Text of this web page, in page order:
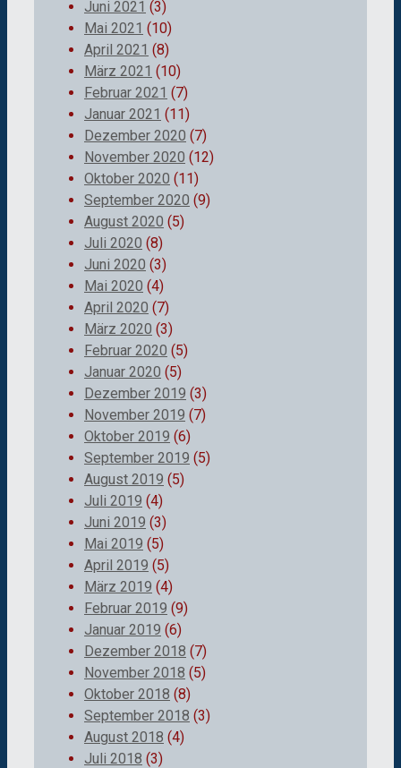
Juni 2021 (3)
Mai 2021 (10)
April 2021 (8)
März 2021 (10)
Februar 2021 (7)
Januar 2021 (11)
Dezember 2020 (7)
November 2020 (12)
Oktober 2020 (11)
September 2020 (9)
August 2020 (5)
Juli 2020 (8)
Juni 2020 (3)
Mai 2020 (4)
April 2020 (7)
März 2020 (3)
Februar 2020 (5)
Januar 2020 (5)
Dezember 2019 (3)
November 2019 (7)
Oktober 2019 (6)
September 2019 (5)
August 2019 (5)
Juli 2019 (4)
Juni 2019 (3)
Mai 2019 (5)
April 2019 (5)
März 2019 (4)
Februar 2019 (9)
Januar 2019 (6)
Dezember 2018 (7)
November 2018 (5)
Oktober 2018 (8)
September 2018 (3)
August 2018 (4)
Juli 2018 (3)